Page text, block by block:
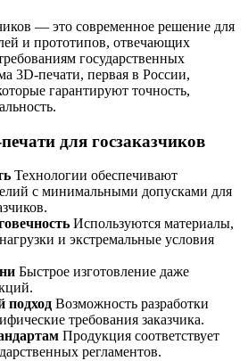
— это современное решение для
и прототипов, отвечающих
государственных
3D-печати, первая в России,
гарантируют точность,
для госзаказчиков
Технологии обеспечивают
с минимальными допусками для
Используются материалы,
и экстремальные условия
Быстрое изготовление даже
подход Возможность разработки
требования заказчика.
Продукция соответствует
регламентов.